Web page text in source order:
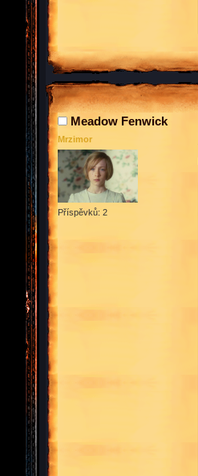
Meadow Fenwick
Mrzimor
Příspěvků: 2